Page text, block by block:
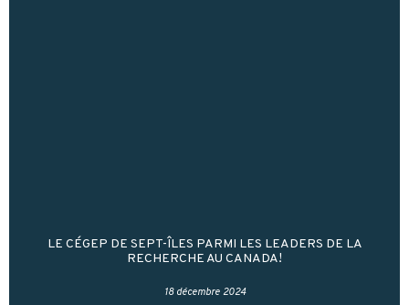
LE CÉGEP DE SEPT-ÎLES PARMI LES LEADERS DE LA
RECHERCHE AU CANADA!
18 décembre 2024